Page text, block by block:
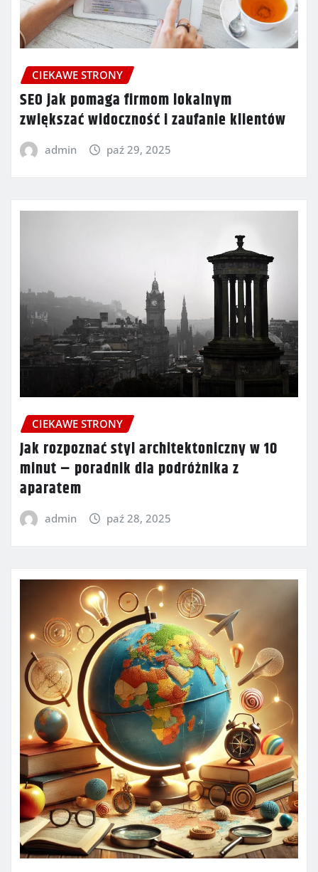
CIEKAWE STRONY
SEO jak pomaga firmom lokalnym
zwiększać widoczność i zaufanie klientów
admin paź 29, 2025
CIEKAWE STRONY
Jak rozpoznać styl architektoniczny w 10
minut – poradnik dla podróżnika z
aparatem
admin paź 28, 2025